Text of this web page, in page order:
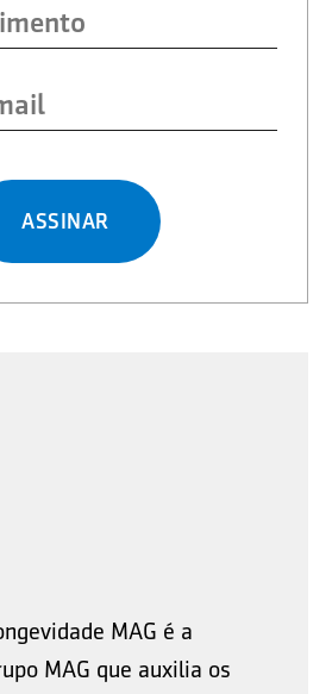
ASSINAR
MAG é a
MAG que auxilia os